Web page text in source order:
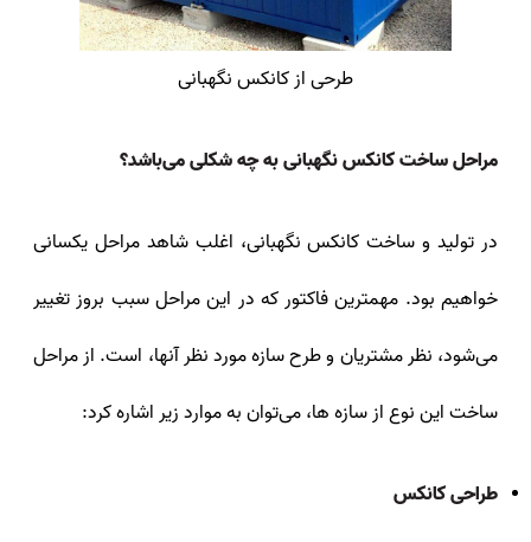
طرحی از کانکس نگهبانی
مراحل ساخت کانکس نگهبانی به چه شکلی می‌باشد؟
در تولید و ساخت کانکس نگهبانی، اغلب شاهد مراحل یکسانی
خواهیم بود. مهمترین فاکتور که در این مراحل سبب بروز تغییر
می‌شود، نظر مشتریان و طرح سازه مورد نظر آنها، است. از مراحل
ساخت این نوع از سازه‌ ها، می‌توان به موارد زیر اشاره کرد:
طراحی کانکس